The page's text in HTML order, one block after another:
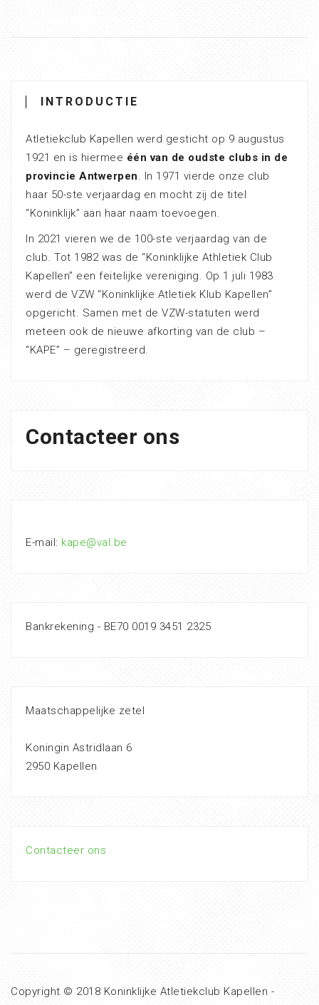
INTRODUCTIE
Atletiekclub Kapellen werd gesticht op 9 augustus
1921 en is hiermee één van de oudste clubs in de
provincie Antwerpen. In 1971 vierde onze club
haar 50-ste verjaardag en mocht zij de titel
“Koninklijk” aan haar naam toevoegen.
In 2021 vieren we de 100-ste verjaardag van de
club. Tot 1982 was de “Koninklijke Athletiek Club
Kapellen” een feitelijke vereniging. Op 1 juli 1983
werd de VZW “Koninklijke Atletiek Klub Kapellen”
opgericht. Samen met de VZW-statuten werd
meteen ook de nieuwe afkorting van de club –
“KAPE” – geregistreerd.
Contacteer ons
E-mail: kape@val.be
Bankrekening - BE70 0019 3451 2325
Maatschappelijke zetel
Koningin Astridlaan 6
2950 Kapellen
Contacteer ons
Copyright © 2018 Koninklijke Atletiekclub Kapellen -